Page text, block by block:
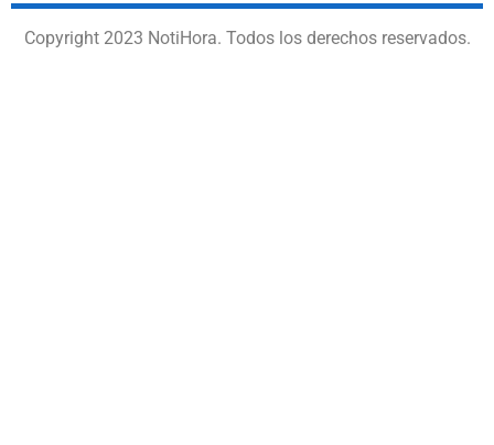
Copyright 2023 NotiHora. Todos los derechos reservados.